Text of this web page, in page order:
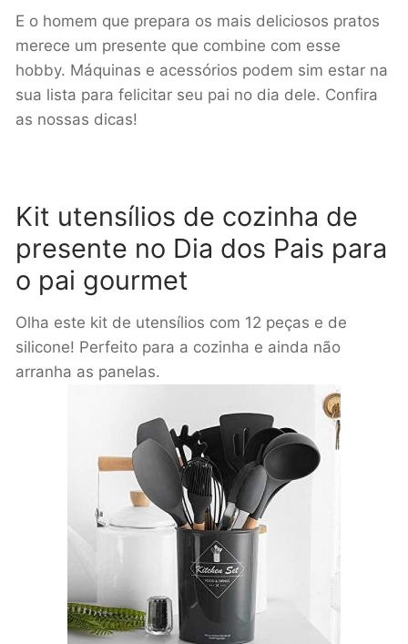
E o homem que prepara os mais deliciosos pratos
merece um presente que combine com esse
hobby. Máquinas e acessórios podem sim estar na
sua lista para felicitar seu pai no dia dele. Confira
as nossas dicas!
Kit utensílios de cozinha de
presente no Dia dos Pais para
o pai gourmet
Olha este kit de utensílios com 12 peças e de
silicone! Perfeito para a cozinha e ainda não
arranha as panelas.